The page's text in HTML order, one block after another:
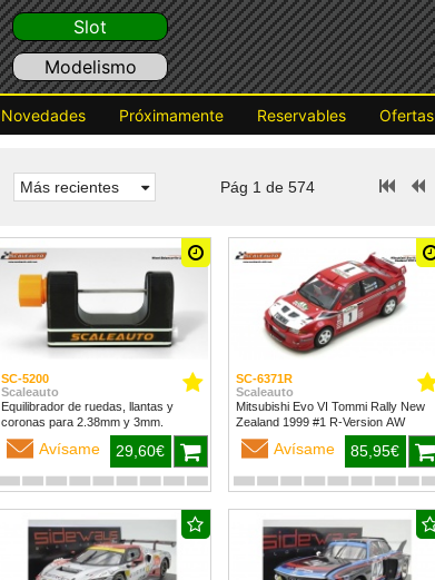
Slot
Modelismo
Novedades Próximamente Reservables Ofertas
Más recientes Pág 1 de 574
SC-5200
Scaleauto
Equilibrador de ruedas, llantas y
coronas para 2.38mm y 3mm.
Avísame 29,60€
SC-6371R
Scaleauto
Mitsubishi Evo VI Tommi Rally New
Zealand 1999 #1 R-Version AW
Avísame 85,95€